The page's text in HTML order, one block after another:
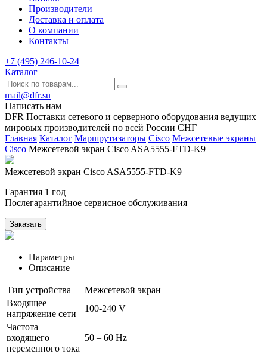
Производители
Доставка и оплата
О компании
Контакты
+7 (495) 246-10-24
Каталог
mail@dfr.su
Написать нам
DFR Поставки сетевого и серверного оборудования ведущих
мировых производителей по всей России СНГ
Главная Каталог Маршрутизаторы Cisco Межсетевые экраны
Cisco Межсетевой экран Cisco ASA5555-FTD-K9
Межсетевой экран Cisco ASA5555-FTD-K9
Гарантия 1 год
Послегарантийное сервисное обслуживания
Заказать
Параметры
Описание
Тип устройства
Межсетевой экран
Входящее
напряжение сети
100-240 V
Частота
входящего
переменного тока
50 – 60 Hz